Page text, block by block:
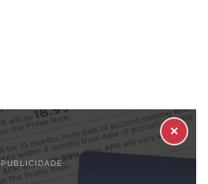
PUBLICIDADE
✕